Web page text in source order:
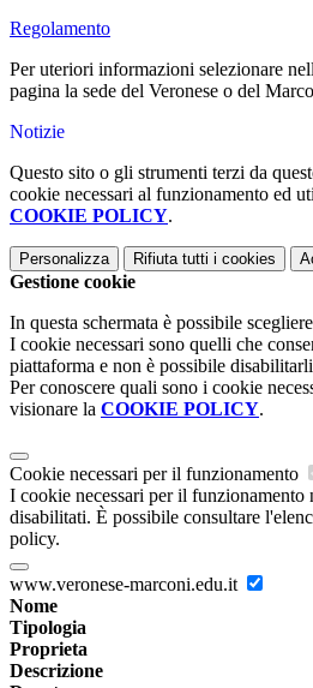
Regolamento
Per uteriori informazioni selezionare
pagina la sede del Veronese o del
Notizie
Questo sito o gli strumenti terzi da
cookie necessari al funzionamento ed
COOKIE POLICY.
Personalizza Rifiuta tutti i cookies
Gestione cookie
In questa schermata è possibile
I cookie necessari sono quelli che
piattaforma e non è possibile
Per conoscere quali sono i cookie
visionare la COOKIE POLICY.
Cookie necessari per il funzionamento
I cookie necessari per il funzionamento
disabilitati. È possibile consultare
policy.
www.veronese-marconi.edu.it
Nome
Tipologia
Proprieta
Descrizione